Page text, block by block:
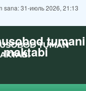
sana: 31-июль 2026, 21:13
tumani